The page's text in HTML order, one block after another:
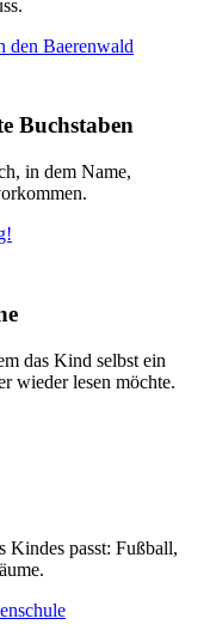
den Baerenwald
Buchstaben
in dem Name,
das Kind selbst ein
wieder lesen möchte.
Kindes passt: Fußball,